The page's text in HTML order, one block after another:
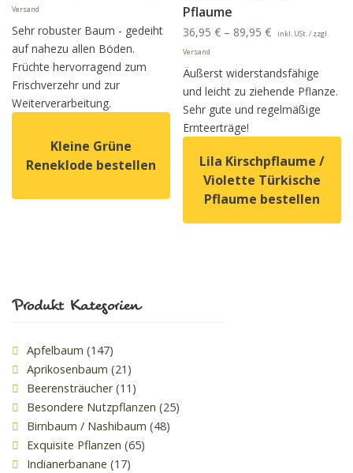
Versand
Sehr robuster Baum - gedeiht
auf nahezu allen Böden.
Früchte hervorragend zum
Frischverzehr und zur
Weiterverarbeitung.
Kleine Grüne
Reneklode bestellen
Dieses Produkt weist mehrere Varianten auf. Die
Pflaume
36,95€ – 89,95€
inkl. USt. / zzgl.
Versand
Äußerst widerstandsfähige
und leicht zu ziehende Pflanze.
Sehr gute und regelmäßige
Ernteerträge!
Lila Kirschpflaume /
Violette Türkische
Pflaume bestellen
Produkt Kategorien
Apfelbaum (147)
Aprikosenbaum (21)
Beerensträucher (11)
Besondere Nutzpflanzen (25)
Birnbaum / Nashibaum (48)
Exquisite Pflanzen (65)
Indianerbanane (17)